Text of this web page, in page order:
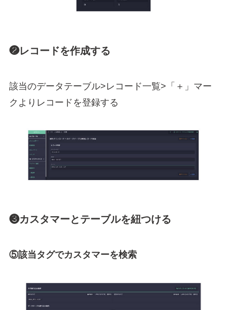
❷レコードを作成する
該当のデータテーブル>レコード一覧>「＋」マー
クよりレコードを登録する
❸カスタマーとテーブルを紐つける
⑤該当タグでカスタマーを検索